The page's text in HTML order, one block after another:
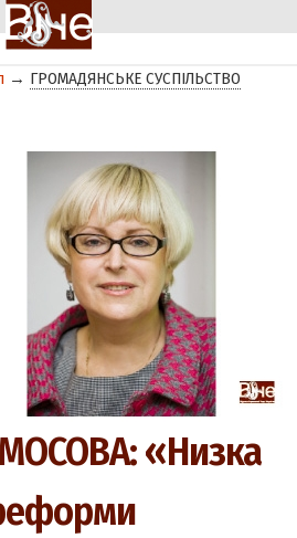
→ ГРОМАДЯНСЬКЕ СУСПІЛЬСТВО
«Низка